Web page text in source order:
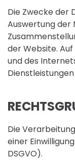
Die Zwecke der
Auswertung der
der Website.
und des
Die
einer
DSGVO).